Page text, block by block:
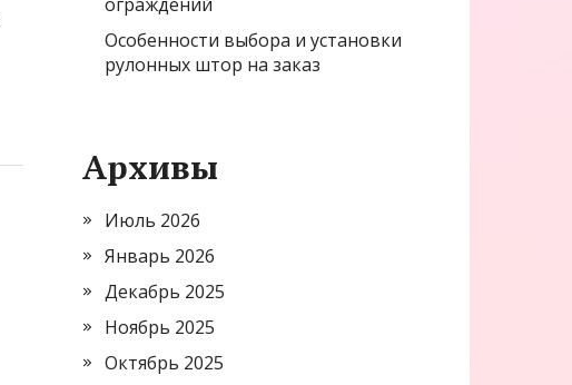
Особенности выбора и установки
рулонных штор на заказ
Архивы
Июль 2026
Январь 2026
Декабрь 2025
Ноябрь 2025
Октябрь 2025